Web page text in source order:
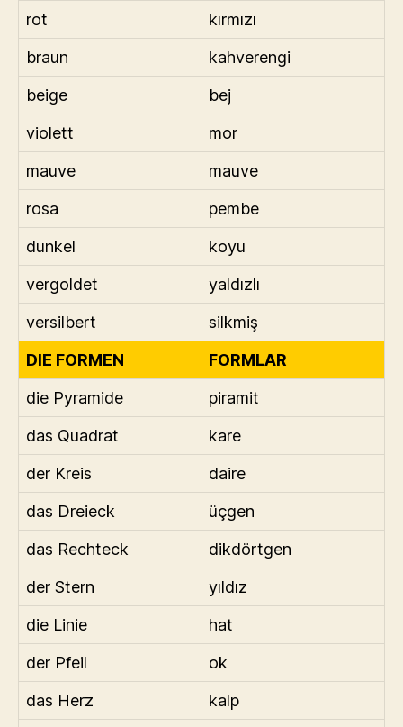
rot
kırmızı
braun
kahverengi
beige
bej
violett
mor
mauve
mauve
rosa
pembe
dunkel
koyu
vergoldet
yaldızlı
versilbert
silkmiş
DIE FORMEN
FORMLAR
die Pyramide
piramit
das Quadrat
kare
der Kreis
daire
das Dreieck
üçgen
das Rechteck
dikdörtgen
der Stern
yıldız
die Linie
hat
der Pfeil
ok
das Herz
kalp